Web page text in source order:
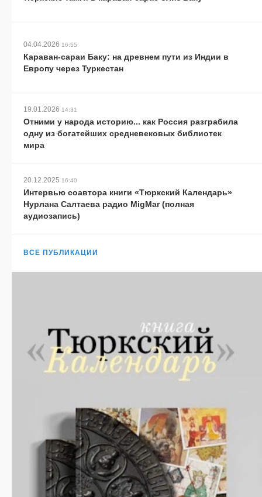
04.04.2026 16:55
Караван-сараи Баку: на древнем пути из Индии в
Европу через Туркестан
19.01.2026 14:31
Отними у народа историю... как Россия разграбила
одну из богатейших средневековых библиотек
мира
20.12.2025 16:40
Интервью соавтора книги «Тюркский Календарь»
Нурлана Салтаева радио MigMar (полная
аудиозапись)
ВСЕ ПУБЛИКАЦИИ